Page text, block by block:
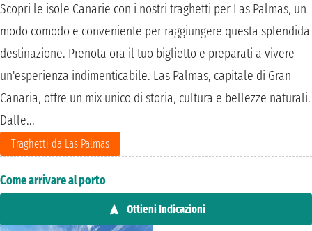
Scopri le isole Canarie con i nostri traghetti per Las Palmas, un
modo comodo e conveniente per raggiungere questa splendida
destinazione. Prenota ora il tuo biglietto e preparati a vivere
un'esperienza indimenticabile. Las Palmas, capitale di Gran
Canaria, offre un mix unico di storia, cultura e bellezze naturali.
Dalle...
Traghetti da Las Palmas
Come arrivare al porto
Ottieni Indicazioni